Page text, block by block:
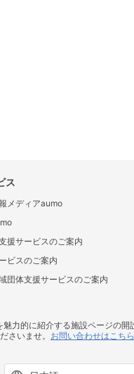
ス
メディアaumo
援サービスのご案内
ビスのご案内
団体支援サービスのご案内
力的に紹介する施設ページの開
さいませ。 お問い合わせはこちら